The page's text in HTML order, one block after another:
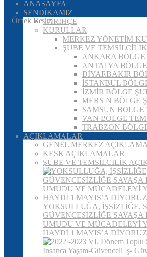
ANASAYFA
SENDİKAMIZ
TARİHÇE
KURULLAR
MERKEZ YÖNETİM
ŞUBE VE
ANKARA BÖLGE
ANTALYA
DİYARBAKIR
İSTANBUL
İZMİR BÖLGE
MERSİN BÖLGE
SAMSUN
VAN BÖLGE
TRABZON
AÇIKLAMALAR
GENEL MERKEZ
KESK AÇIKLAMALARI
ŞUBE VE TEMSİLCİLİK
YOKSULLUĞA, İŞSİZLİĞE,
GÜVENCESİZLİĞE SAVAŞA
UMUDU VE MÜCADELEYİ
HAYDİ 1 MAYIS’A